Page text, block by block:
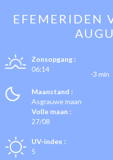
EFEMERIDEN
Zonsopgang :
06:14
-3 min
Maanstand :
Asgrauwe maan
Volle maan :
27/08
UV-index :
5